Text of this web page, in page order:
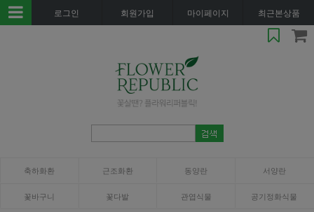
로그인 회원가입 마이페이지 최근본상품
축하화환 근조화환 동양란 서양란
꽃바구니 꽃다발 관엽식물 공기정화식물